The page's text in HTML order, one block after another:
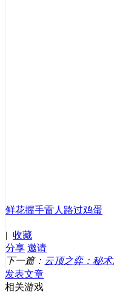
鲜花握手雷人 路过鸡蛋
| 收藏
分享 邀请
下一篇： 云顶之弈：秘
发表文章
相关游戏